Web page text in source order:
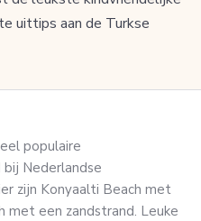
uittips aan de Turkse
populaire
Nederlandse
zijn Konyaalti Beach met
met een zandstrand. Leuke